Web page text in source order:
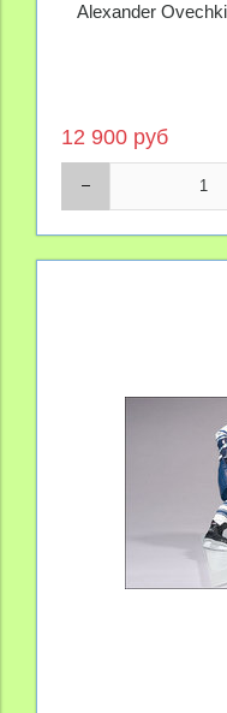
Alexander
12 900 руб